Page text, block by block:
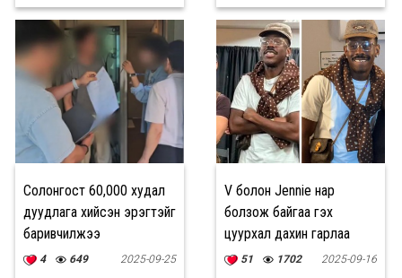
Солонгост 60,000 худал
дуудлага хийсэн эрэгтэйг
баривчилжээ
4 649 2025-09-25
V болон Jennie нар
болзож байгаа гэх
цуурхал дахин гарлаа
51 1702 2025-09-16